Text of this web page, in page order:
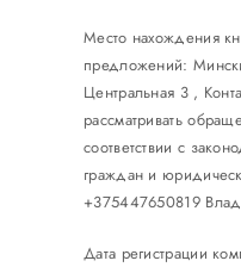
Место нахождения
предложений:
Центральная 3 ,
рассматривать
соответствии с
граждан и
+375447650819
Дата регистрации